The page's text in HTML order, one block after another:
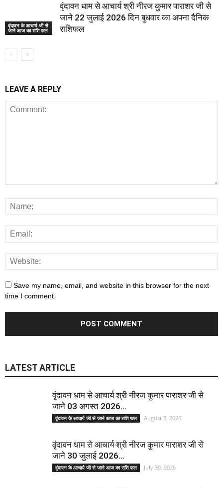
वृंदावन के आचार्य जी से
जाने आज का राशि फल
वृंदावन धाम से आचार्य श्री नीरज कुमार पाराशर जी से
जाने 22 जुलाई 2026 दिन बुधवार का अपना दैनिक
राशिफल
LEAVE A REPLY
Save my name, email, and website in this browser for the next
time I comment.
LATEST ARTICLE
वृंदावन धाम से आचार्य श्री नीरज कुमार पाराशर जी से
जाने 03 अगस्त 2026...
वृंदावन के आचार्य जी से जाने आज का राशि फल August 3, 2026
वृंदावन धाम से आचार्य श्री नीरज कुमार पाराशर जी से
जाने 30 जुलाई 2026...
वृंदावन के आचार्य जी से जाने आज का राशि फल July 30, 2026